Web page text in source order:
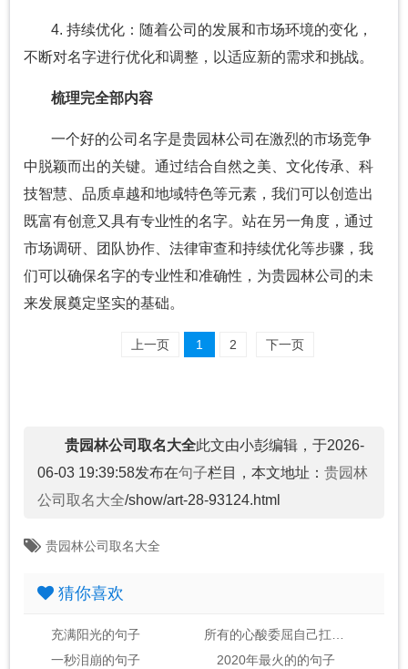
4. 持续优化：随着公司的发展和市场环境的变化，
不断对名字进行优化和调整，以适应新的需求和挑战。
梳理完全部内容
一个好的公司名字是贵园林公司在激烈的市场竞争
中脱颖而出的关键。通过结合自然之美、文化传承、科
技智慧、品质卓越和地域特色等元素，我们可以创造出
既富有创意又具有专业性的名字。站在另一角度，通过
市场调研、团队协作、法律审查和持续优化等步骤，我
们可以确保名字的专业性和准确性，为贵园林公司的未
来发展奠定坚实的基础。
上一页 1 2 下一页
贵园林公司取名大全此文由小彭编辑，于2026-
06-03 19:39:58发布在句子栏目，本文地址： 贵园林
公司取名大全/show/art-28-93124.html
贵园林公司取名大全
猜你喜欢
充满阳光的句子
一秒泪崩的句子
2020年最火的的句子